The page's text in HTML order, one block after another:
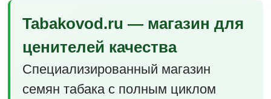
Tabakovod.ru — магазин для
ценителей качества
Специализированный магазин
семян табака с полным циклом